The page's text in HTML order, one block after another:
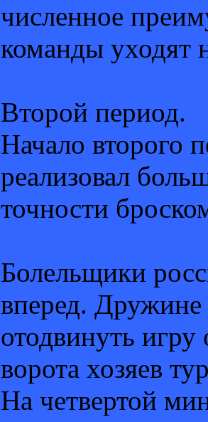
численное
команды уходят
Второй период.
Начало второго
реализовал
точности
Болельщики
вперед. Дружине
отодвинуть игру
ворота хозяев
На четвертой